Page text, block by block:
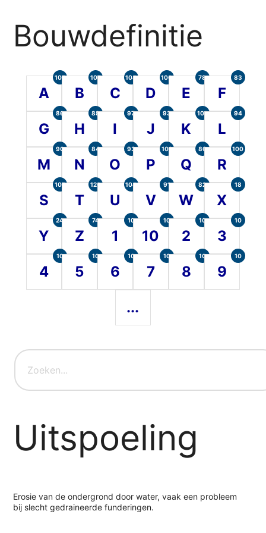
Bouwdefinitie
A
105
B
107
C
104
D
100
E
78
F
83
G
86
H
88
I
97
J
93
K
101
L
94
M
90
N
84
O
93
P
101
Q
80
R
100
S
107
T
120
U
104
V
91
W
82
X
18
Y
24
Z
74
1
10
10
10
2
10
3
10
4
10
5
10
6
10
7
10
8
10
9
10
...
Uitspoeling
Erosie van de ondergrond door water, vaak een probleem
bij slecht gedraineerde funderingen.